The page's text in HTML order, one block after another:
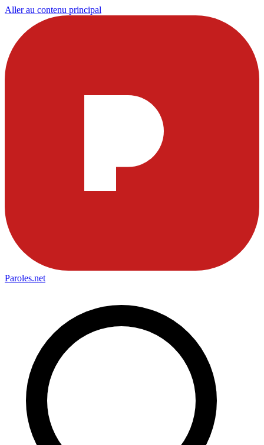
Aller au contenu principal
Paroles.net